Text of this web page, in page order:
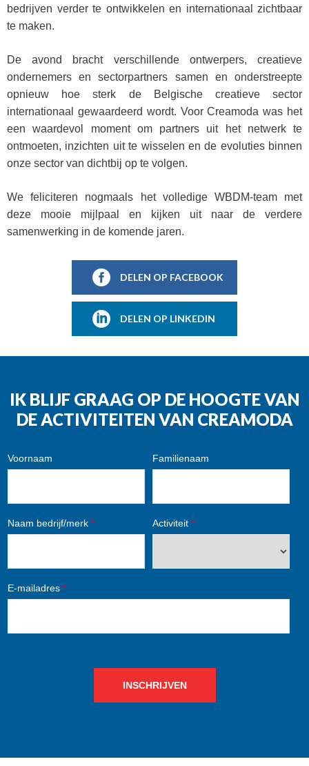
bedrijven verder te ontwikkelen en internationaal zichtbaar
te maken.
De avond bracht verschillende ontwerpers, creatieve
ondernemers en sectorpartners samen en onderstreepte
opnieuw hoe sterk de Belgische creatieve sector
internationaal gewaardeerd wordt. Voor Creamoda was het
een waardevol moment om partners uit het netwerk te
ontmoeten, inzichten uit te wisselen en de evoluties binnen
onze sector van dichtbij op te volgen.
We feliciteren nogmaals het volledige WBDM-team met
deze mooie mijlpaal en kijken uit naar de verdere
samenwerking in de komende jaren.
DELEN OP FACEBOOK
DELEN OP LINKEDIN
IK BLIJF GRAAG OP DE HOOGTE VAN
DE ACTIVITEITEN VAN CREAMODA
Voornaam Familienaam
Naam bedrijf/merk * Activiteit *
E-mailadres *
INSCHRIJVEN